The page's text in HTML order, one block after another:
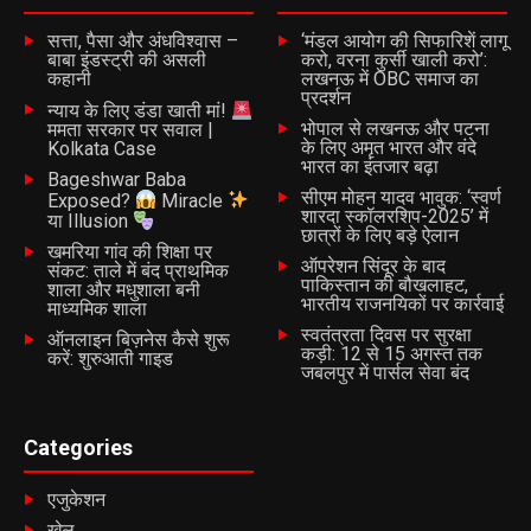
वर्तमान में तपस्या कर रहे संत इसी रेगिस्तान में ‘जीवित समाधि’ ले लेंगे,
जिसकी पूरी जिम्मेदारी राज्य प्रशासन की होगी।
जिस प्रकार पूर्व में ‘सेव अरावली’ आंदोलन ने राष्ट्रीय स्तर पर गूंज उठाई
थी, आज वैसी ही सुगबुगाहट भैराणा धाम से उठ रही है। भगवा रंग ओढ़ लेने
या सिर्फ बड़ी-बड़ी बातें करने से कोई सरकार ‘संतों की सरकार’ नहीं बन
जाती। देखना यह है कि क्या जयपुर के वातानुकूलित कमरों में बैठी सरकार
की नींद संतों की इस जलती धूनी के ताप से खुलती है या फिर विकास की
अंधी दौड़ में एक और अनमोल धरोहर बलि चढ़ जाएगी।
RELATED TOPICS:
UP NEXT
अर्थव्यवस्था चमकाने की जिद या अपनों की अर्थी? सालेपुर में शराब के
ठेकों के खिलाफ भड़का आक्रोश
पानी की किल्लत के बीच बज रही शहनाई
सत्ता, पैसा और अंधविश्वास –
बाबा इंडस्ट्री की असली
कहानी
न्याय के लिए डंडा खाती मां!
ममता सरकार पर सवाल |
Kolkata Case
Bageshwar Baba
Exposed?
Miracle
या Illusion
खमरिया गांव की शिक्षा पर
संकट: ताले में बंद प्राथमिक
शाला और मधुशाला बनी
माध्यमिक शाला
ऑनलाइन बिज़नेस कैसे शुरू
करें: शुरुआती गाइड
‘मंडल आयोग की सिफारिशें लागू
करो, वरना कुर्सी खाली करो’:
लखनऊ में OBC समाज का
प्रदर्शन
भोपाल से लखनऊ और पटना
के लिए अमृत भारत और वंदे
भारत का इंतजार बढ़ा
सीएम मोहन यादव भावुक: ‘स्वर्ण
शारदा स्कॉलरशिप-2025’ में
छात्रों के लिए बड़े ऐलान
ऑपरेशन सिंदूर के बाद
पाकिस्तान की बौखलाहट,
भारतीय राजनयिकों पर कार्रवाई
स्वतंत्रता दिवस पर सुरक्षा
कड़ी: 12 से 15 अगस्त तक
जबलपुर में पार्सल सेवा बंद
Categories
एजुकेशन